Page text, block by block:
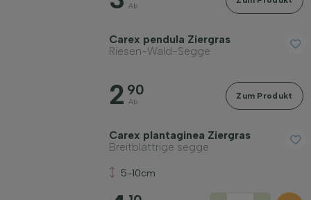
Ab
Carex pendula Ziergras
Riesen-Wald-Segge
2 90
Ab
Zum Produkt
Carex plantaginea Ziergras
Breitblättrige segge
5-10cm